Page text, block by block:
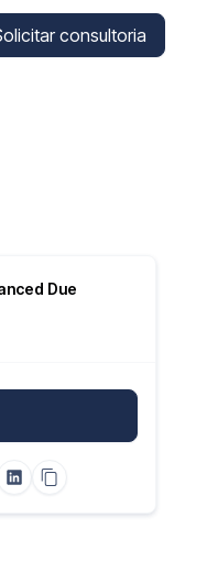
consultoria
Due